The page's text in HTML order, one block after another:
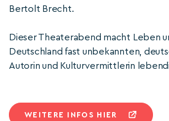
Bertolt Brecht.
Dieser Theaterabend macht Leben
Deutschland fast unbekannten,
Autorin und Kulturvermittlerin
WEITERE INFOS HIER